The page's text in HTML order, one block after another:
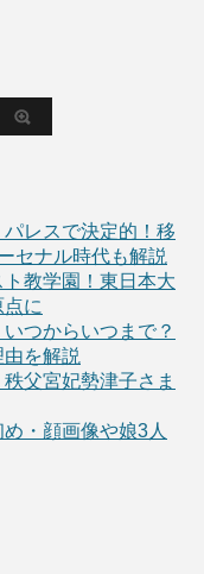
レスで決定的！移
セナル時代も解説
教学園！東日本大
に
つからいつまで？
を解説
父宮妃勢津子さま
・顔画像や娘3人